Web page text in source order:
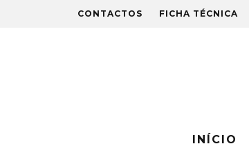
CONTACTOS FICHA TÉCNICA
INÍCIO